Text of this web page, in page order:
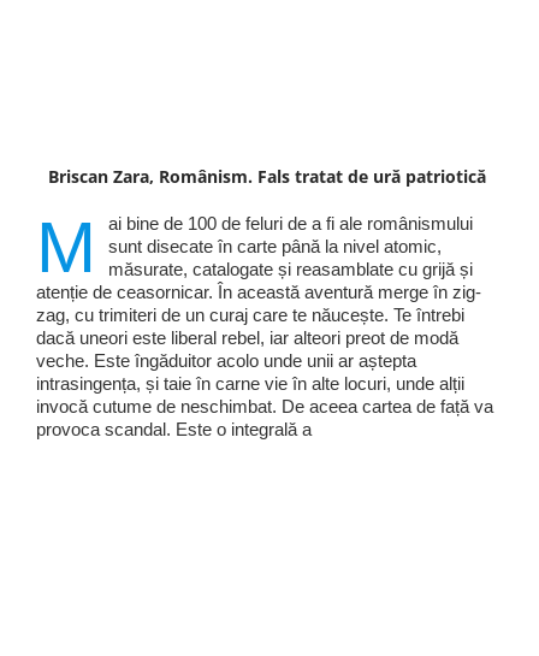
Briscan Zara, Românism. Fals tratat de ură patriotică
M
ai bine de 100 de feluri de a fi ale românismului
sunt disecate în carte până la nivel atomic,
măsurate, catalogate și reasamblate cu grijă și
atenție de ceasornicar. În această aventură merge în zig-
zag, cu trimiteri de un curaj care te năucește. Te întrebi
dacă uneori este liberal rebel, iar alteori preot de modă
veche. Este îngăduitor acolo unde unii ar aștepta
intrasingența, și taie în carne vie în alte locuri, unde alții
invocă cutume de neschimbat. De aceea cartea de față va
provoca scandal. Este o integrală a